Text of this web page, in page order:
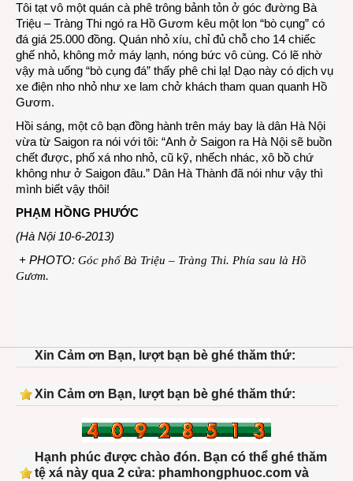
Tôi tạt vô một quán cà phê trông bảnh tỏn ở góc đường Bà
Triệu – Tràng Thi ngó ra Hồ Gươm kêu một lon “bò cụng” có
đá giá 25.000 đồng. Quán nhỏ xíu, chỉ đủ chỗ cho 14 chiếc
ghế nhỏ, không mở máy lạnh, nóng bức vô cùng. Có lẽ nhờ
vậy mà uống “bò cụng đá” thấy phê chi lạ! Dạo này có dịch vụ
xe điện nho nhỏ như xe lam chở khách tham quan quanh Hồ
Gươm.
Hồi sáng, một cô bạn đồng hành trên máy bay là dân Hà Nội
vừa từ Saigon ra nói với tôi: “Anh ở Saigon ra Hà Nội sẽ buồn
chết được, phố xá nho nhỏ, cũ kỹ, nhếch nhác, xô bồ chứ
không như ở Saigon đâu.” Dân Hà Thành đã nói như vậy thì
mình biết vậy thôi!
PHẠM HỒNG PHƯỚC
(Hà Nội 10-6-2013)
+ PHOTO: Góc phố Bà Triệu – Tràng Thi. Phía sau là Hồ
Gươm.
Xin Cảm ơn Bạn, lượt bạn bè ghé thăm thứ:
Xin Cảm ơn Bạn, lượt bạn bè ghé thăm thứ:
Hạnh phúc được chào đón. Bạn có thể ghé thăm
tệ xá này qua 2 cửa: phamhongphuoc.com và